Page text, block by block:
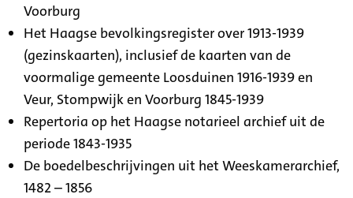
Voorburg
Het Haagse bevolkingsregister over 1913-1939
(gezinskaarten), inclusief de kaarten van de
voormalige gemeente Loosduinen 1916-1939 en
Veur, Stompwijk en Voorburg 1845-1939
Repertoria op het Haagse notarieel archief uit de
periode 1843-1935
De boedelbeschrijvingen uit het Weeskamerarchief,
1482 – 1856